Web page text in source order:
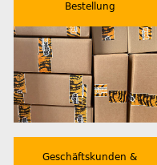
Bestellung
Geschäftskunden &